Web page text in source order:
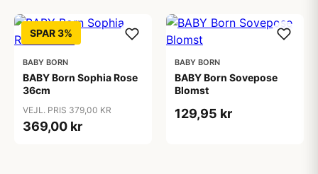
SPAR 3%
BABY BORN
BABY Born Sophia Rose
36cm
VEJL. PRIS 379,00 KR
369,00 kr
BABY BORN
BABY Born Sovepose
Blomst
129,95 kr